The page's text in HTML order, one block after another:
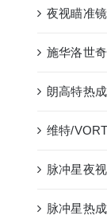
夜视瞄准镜
施华洛世
朗高特热
维特/
脉冲星夜
脉冲星热